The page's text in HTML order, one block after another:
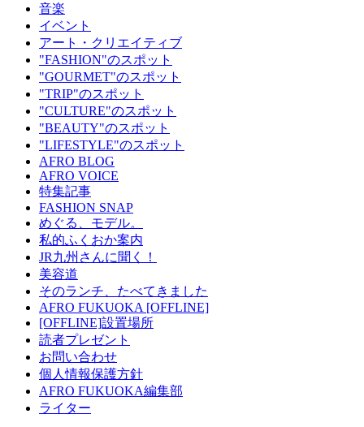
音楽
イベント
アート・クリエイティブ
"FASHION"のスポット
"GOURMET"のスポット
"TRIP"のスポット
"CULTURE"のスポット
"BEAUTY"のスポット
"LIFESTYLE"のスポット
AFRO BLOG
AFRO VOICE
特集記事
FASHION SNAP
めぐる、モデル。
私的ふくおか案内
JR九州さんに聞く！
美容道
そのランチ、たべてきました
AFRO FUKUOKA [OFFLINE]
[OFFLINE]設置場所
読者プレゼント
お問い合わせ
個人情報保護方針
AFRO FUKUOKA編集部
ライター